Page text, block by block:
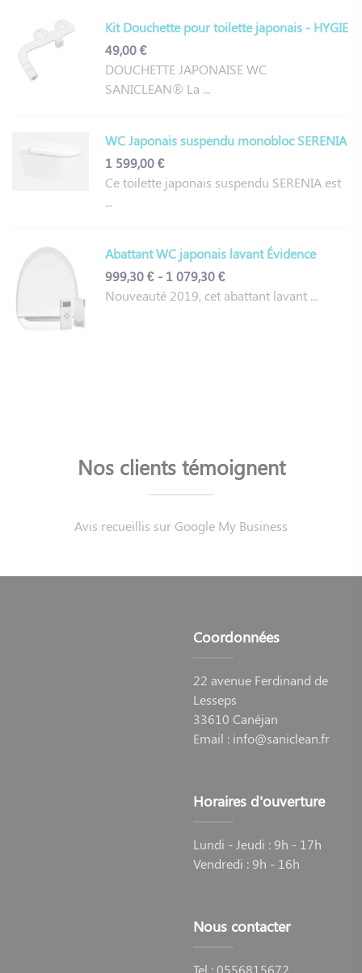
Kit Douchette pour toilette japonais - HYGIE
49,00 €
DOUCHETTE JAPONAISE WC
SANICLEAN® La ...
WC Japonais suspendu monobloc SERENIA
1 599,00 €
Ce toilette japonais suspendu SERENIA est
...
Abattant WC japonais lavant Évidence
999,30 € - 1 079,30 €
Nouveauté 2019, cet abattant lavant ...
Nos clients témoignent
Avis recueillis sur Google My Business
Coordonnées
22 avenue Ferdinand de
Lesseps
33610 Canéjan
Email : info@saniclean.fr
Horaires d'ouverture
Lundi - Jeudi : 9h - 17h
Vendredi : 9h - 16h
Nous contacter
Tel :0556815672